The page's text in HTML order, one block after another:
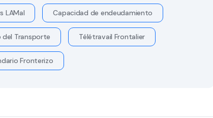
LAMal Capacidad de endeudamiento
Transporte Télétravail Frontalier
Fronterizo